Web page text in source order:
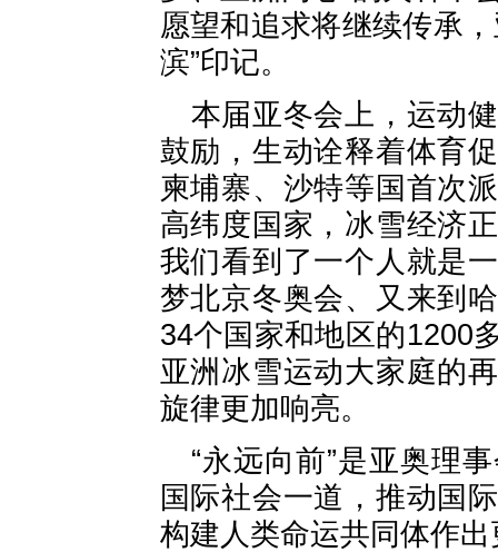
愿望和追求将继续传承
滨”印记。
本届亚冬会上，运动
鼓励，生动诠释着体育
柬埔寨、沙特等国首次
高纬度国家，冰雪经济
我们看到了一个人就是
梦北京冬奥会、又来到
34个国家和地区的1200
亚洲冰雪运动大家庭的
旋律更加响亮。
“永远向前”是亚奥理
国际社会一道，推动国
构建人类命运共同体作